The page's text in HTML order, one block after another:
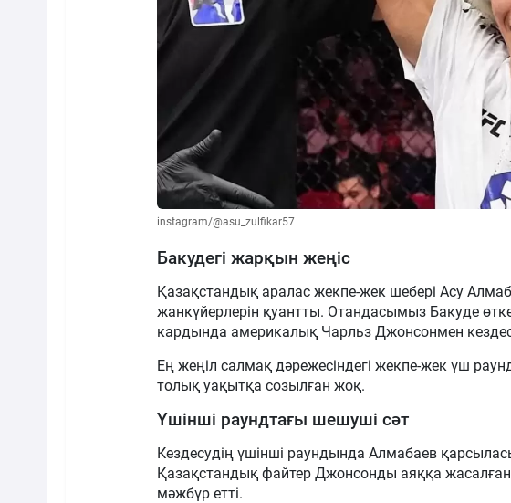
instagram/@asu_zulfikar57
Бакудегі жарқын жеңіс
Қазақстандық аралас жекпе-жек шебері Асу
жанкүйерлерін қуантты. Отандасымыз Бакуде
кардында америкалық Чарльз Джонсонмен
Ең жеңіл салмақ дәрежесіндегі жекпе-жек үш
толық уақытқа созылған жоқ.
Үшінші раундтағы шешуші сәт
Кездесудің үшінші раундында Алмабаев
Қазақстандық файтер Джонсонды аяққа жасалған
мәжбүр етті.